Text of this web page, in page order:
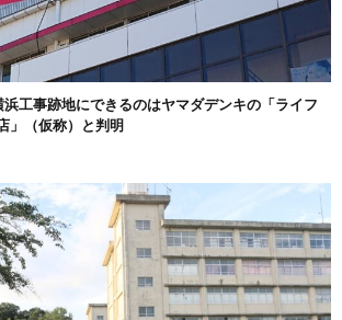
工事跡地にできるのはヤマダデンキの「ライフ
」（仮称）と判明